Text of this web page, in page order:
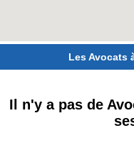
Les Avocats
Il n'y a pas de